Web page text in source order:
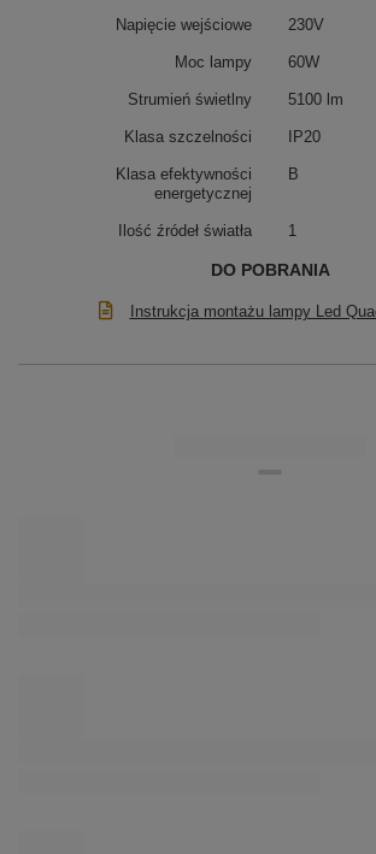
reprezentacyjnych, otwartych wnętrz.
Napięcie wejściowe 230V
Moc lampy 60W
Strumień świetlny 5100 lm
Klasa szczelności IP20
Klasa efektywności
energetycznej
B
Ilość źródeł światła 1
DO POBRANIA
Instrukcja montażu lampy Led